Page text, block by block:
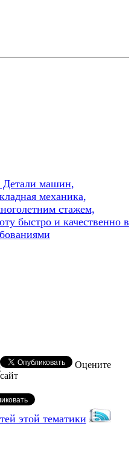
Детали машин,
механика,
стажем,
быстро и качественно в
Оцените
сайт
этой тематики